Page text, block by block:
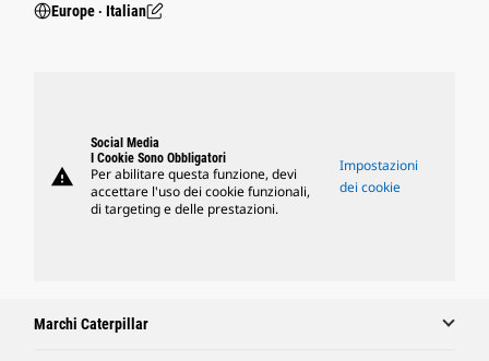
Europe ‧ Italian
warning
Social Media
I Cookie Sono Obbligatori
Per abilitare questa funzione, devi
accettare l'uso dei cookie funzionali,
di targeting e delle prestazioni.
Impostazioni
dei cookie
Marchi Caterpillar